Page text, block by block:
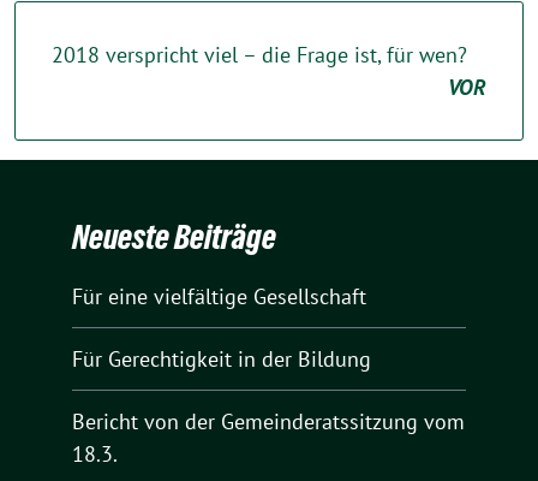
2018 verspricht viel – die Frage ist, für wen?
VOR
Neueste Beiträge
Für eine vielfältige Gesellschaft
Für Gerechtigkeit in der Bildung
Bericht von der Gemeinderatssitzung vom
18.3.